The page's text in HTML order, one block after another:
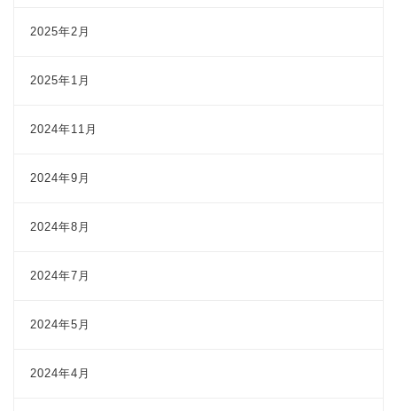
2025年2月
2025年1月
2024年11月
2024年9月
2024年8月
2024年7月
2024年5月
2024年4月